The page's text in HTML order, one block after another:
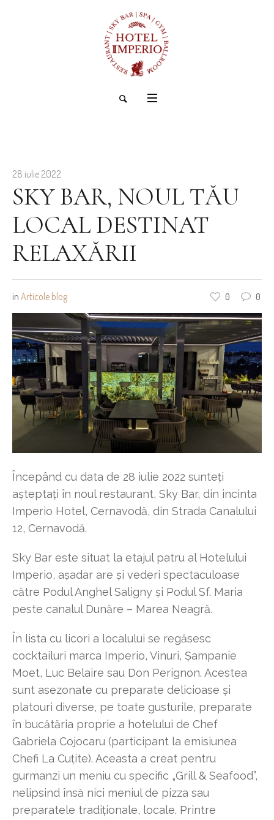
28 iulie 2022
SKY BAR, NOUL TĂU
LOCAL DESTINAT
RELAXĂRII
in Articole blog 0 0
Începând cu data de 28 iulie 2022 sunteți
așteptați în noul restaurant, Sky Bar, din incinta
Imperio Hotel, Cernavodă, din Strada Canalului
12, Cernavodă.
Sky Bar este situat la etajul patru al Hotelului
Imperio, așadar are și vederi spectaculoase
către Podul Anghel Saligny și Podul Sf. Maria
peste canalul Dunăre – Marea Neagră.
În lista cu licori a localului se regăsesc
cocktailuri marca Imperio, Vinuri, Șampanie
Moet, Luc Belaire sau Don Perignon. Acestea
sunt asezonate cu preparate delicioase și
platouri diverse, pe toate gusturile, preparate
în bucătăria proprie a hotelului de Chef
Gabriela Cojocaru (participant la emisiunea
Chefi La Cuțite). Aceasta a creat pentru
gurmanzi un meniu cu specific „Grill & Seafood”,
nelipsind însă nici meniul de pizza sau
preparatele tradiționale, locale. Printre